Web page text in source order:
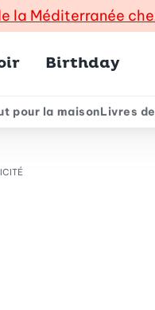
la Méditerranée
Birthday
pour la maisonLivres